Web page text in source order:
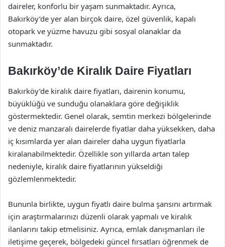
daireler, konforlu bir yaşam sunmaktadır. Ayrıca,
Bakırköy’de yer alan birçok daire, özel güvenlik, kapalı
otopark ve yüzme havuzu gibi sosyal olanaklar da
sunmaktadır.
Bakırköy’de Kiralık Daire Fiyatları
Bakırköy’de kiralık daire fiyatları, dairenin konumu,
büyüklüğü ve sunduğu olanaklara göre değişiklik
göstermektedir. Genel olarak, semtin merkezi bölgelerinde
ve deniz manzaralı dairelerde fiyatlar daha yüksekken, daha
iç kısımlarda yer alan daireler daha uygun fiyatlarla
kiralanabilmektedir. Özellikle son yıllarda artan talep
nedeniyle, kiralık daire fiyatlarının yükseldiği
gözlemlenmektedir.
Bununla birlikte, uygun fiyatlı daire bulma şansını artırmak
için araştırmalarınızı düzenli olarak yapmalı ve kiralık
ilanlarını takip etmelisiniz. Ayrıca, emlak danışmanları ile
iletişime geçerek, bölgedeki güncel fırsatları öğrenmek de